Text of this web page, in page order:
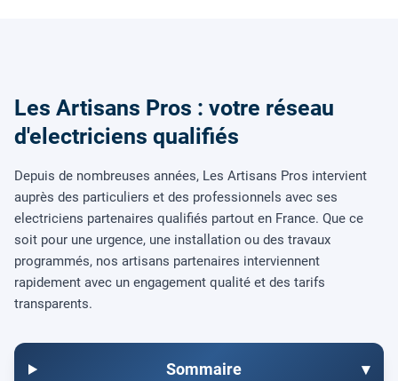
Les Artisans Pros : votre réseau
d'electriciens qualifiés
Depuis de nombreuses années, Les Artisans Pros intervient
auprès des particuliers et des professionnels avec ses
electriciens partenaires qualifiés partout en France. Que ce
soit pour une urgence, une installation ou des travaux
programmés, nos artisans partenaires interviennent
rapidement avec un engagement qualité et des tarifs
transparents.
Sommaire ▾